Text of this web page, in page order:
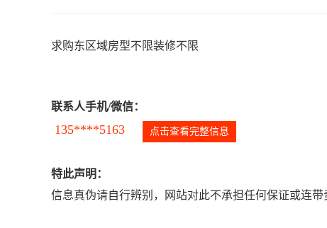
求购东区域房型不限装修不限
联系人手机/微信：
135****5163 点击查看完整信息
特此声明：
信息真伪请自行辨别，网站对此不承担任何保证或连